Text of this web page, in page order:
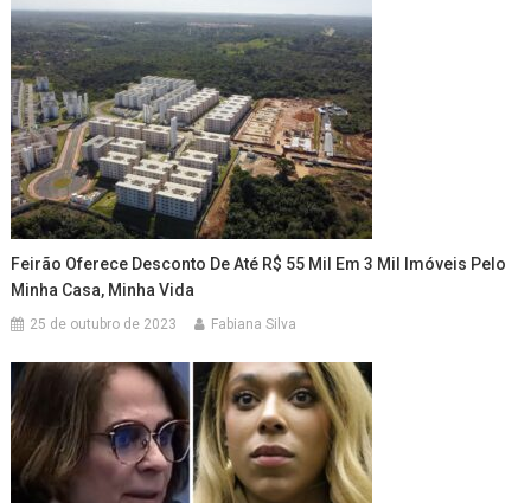
Feirão Oferece Desconto De Até R$ 55 Mil Em 3 Mil Imóveis Pelo
Minha Casa, Minha Vida
25 de outubro de 2023 Fabiana Silva